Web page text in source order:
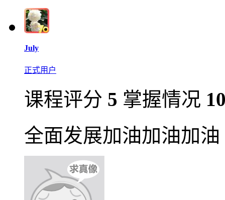
July
正式用户
课程评分 5 掌握情况
全面发展加油加油加油